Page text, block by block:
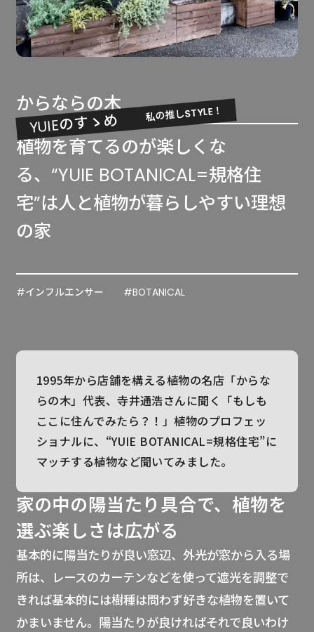
YUIEのすゝめ 私の推しSTYLE！
からならの木
植物を育てるのが楽しくな
る、“YUIE BOTANICAL=規格住
宅”は人と植物が暮らしやすい理想
の家
#インフルエンサー #BOTANICAL
1995年から店舗を構える植物の名店「からな
らの木」代表、寺井通浩さんに聞く「もしも
ここに住んでみたら？！」植物のプロフェッ
ショナルに、“YUIE BOTANICAL=規格住宅”に
マッチする植物など聞いてみました。
家の中の陽当たり具合で、植物を
選ぶ楽しさは広がる
基本的に陽当たりが良い窓辺、外光が窓から入る場
所は、レースのカーテンなどを使って遮光を調整で
きれば基本的には樹種は問わず好きな植物を置いて
かまいません。陽当たりが良ければそれで良いわけ